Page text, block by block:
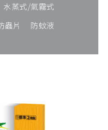
水蒸式/氣霧式
蟲片
防蚊液